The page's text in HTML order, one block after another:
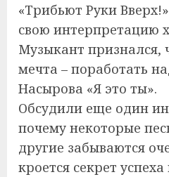
«Трибьют Руки
свою интерпретацию
Музыкант признался,
мечта – поработать
Насырова «Я это ты».
Обсудили еще один
почему некоторые
другие забываются
кроется секрет